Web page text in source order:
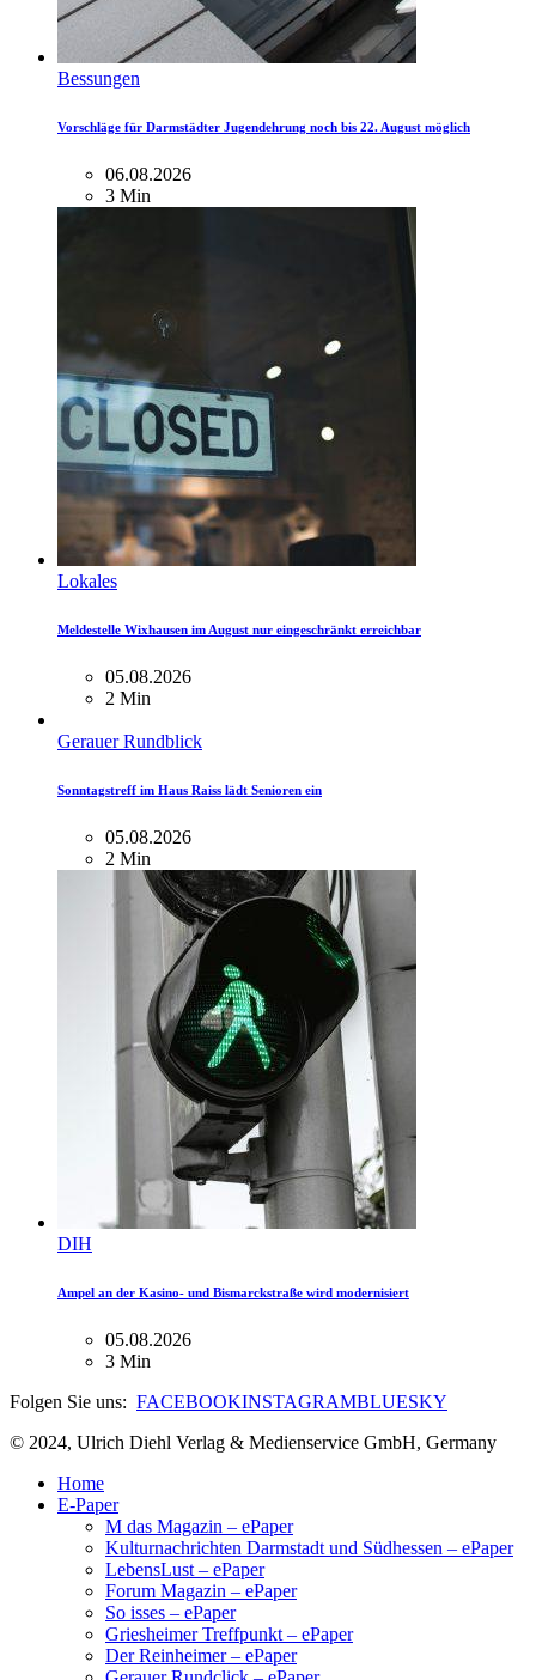
Bessungen
Vorschläge für Darmstädter Jugendehrung noch bis 22. August möglich
06.08.2026
3 Min
Lokales
Meldestelle Wixhausen im August nur eingeschränkt erreichbar
05.08.2026
2 Min
Gerauer Rundblick
Sonntagstreff im Haus Raiss lädt Senioren ein
05.08.2026
2 Min
DIH
Ampel an der Kasino- und Bismarckstraße wird modernisiert
05.08.2026
3 Min
Folgen Sie uns: FACEBOOKINSTAGRAMBLUESKY
© 2024, Ulrich Diehl Verlag & Medienservice GmbH, Germany
Home
E-Paper
M das Magazin – ePaper
Kulturnachrichten Darmstadt und Südhessen – ePaper
LebensLust – ePaper
Forum Magazin – ePaper
So isses – ePaper
Griesheimer Treffpunkt – ePaper
Der Reinheimer – ePaper